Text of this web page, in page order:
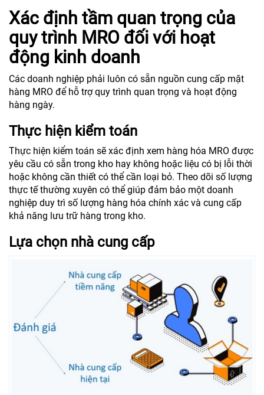
Xác định tầm quan trọng của
quy trình MRO đối với hoạt
động kinh doanh
Các doanh nghiệp phải luôn có sẵn nguồn cung cấp mặt
hàng MRO để hỗ trợ quy trình quan trọng và hoạt động
hàng ngày.
Thực hiện kiểm toán
Thực hiện kiểm toán sẽ xác định xem hàng hóa MRO được
yêu cầu có sẵn trong kho hay không hoặc liệu có bị lỗi thời
hoặc không cần thiết có thể cần loại bỏ. Theo dõi số lượng
thực tế thường xuyên có thể giúp đảm bảo một doanh
nghiệp duy trì số lượng hàng hóa chính xác và cung cấp
khả năng lưu trữ hàng trong kho.
Lựa chọn nhà cung cấp